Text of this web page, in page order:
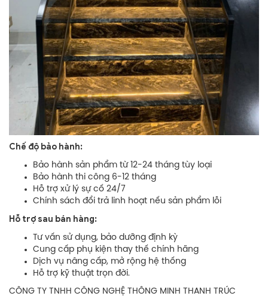
Chế độ bảo hành:
Bảo hành sản phẩm từ 12-24 tháng tùy loại
Bảo hành thi công 6-12 tháng
Hỗ trợ xử lý sự cố 24/7
Chính sách đổi trả linh hoạt nếu sản phẩm lỗi
Hỗ trợ sau bán hàng:
Tư vấn sử dụng, bảo dưỡng định kỳ
Cung cấp phụ kiện thay thế chính hãng
Dịch vụ nâng cấp, mở rộng hệ thống
Hỗ trợ kỹ thuật trọn đời.
CÔNG TY TNHH CÔNG NGHỆ THÔNG MINH THANH TRÚC